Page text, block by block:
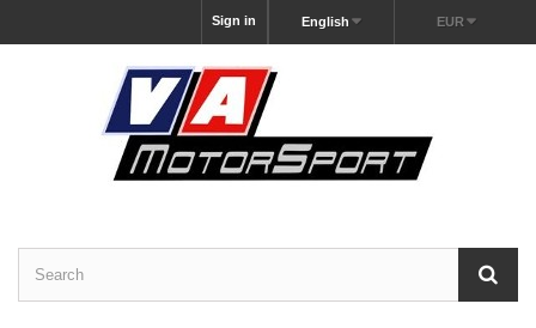
EUR
English
Sign in